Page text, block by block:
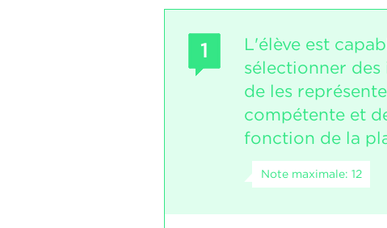
1
L'élève est
sélectionner
de les
compétente et
fonction de la
Note maximale: 12